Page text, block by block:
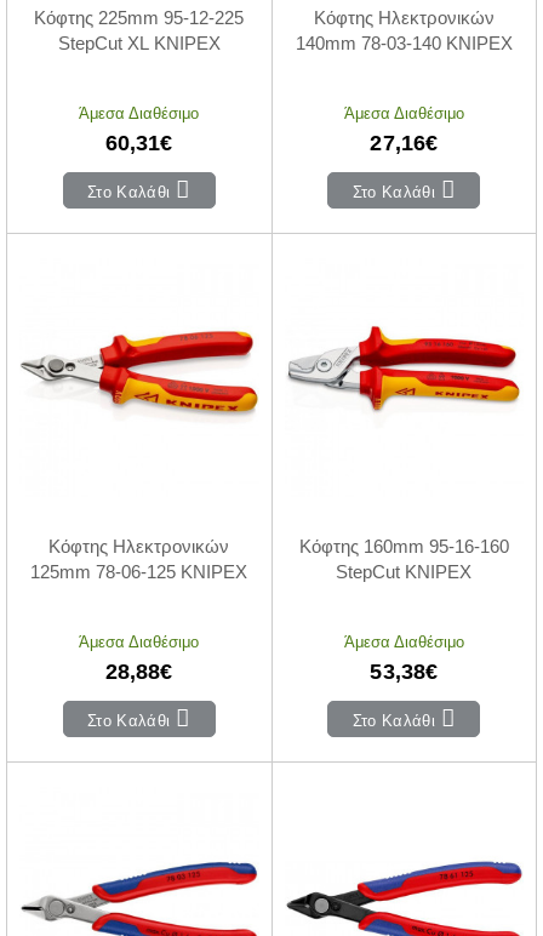
Κόφτης 225mm 95-12-225
StepCut XL KNIPEX
Άμεσα Διαθέσιμο
60,31€
Στο Καλάθι
Κόφτης Ηλεκτρονικών
140mm 78-03-140 KNIPEX
Άμεσα Διαθέσιμο
27,16€
Στο Καλάθι
Κόφτης Ηλεκτρονικών
125mm 78-06-125 KNIPEX
Άμεσα Διαθέσιμο
28,88€
Στο Καλάθι
Κόφτης 160mm 95-16-160
StepCut KNIPEX
Άμεσα Διαθέσιμο
53,38€
Στο Καλάθι